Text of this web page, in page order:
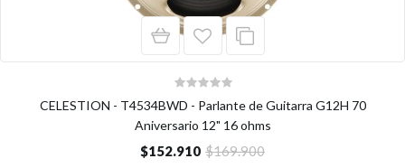
CELESTION - T4534BWD - Parlante de Guitarra G12H 70
Aniversario 12" 16 ohms
$152.910 $169.900